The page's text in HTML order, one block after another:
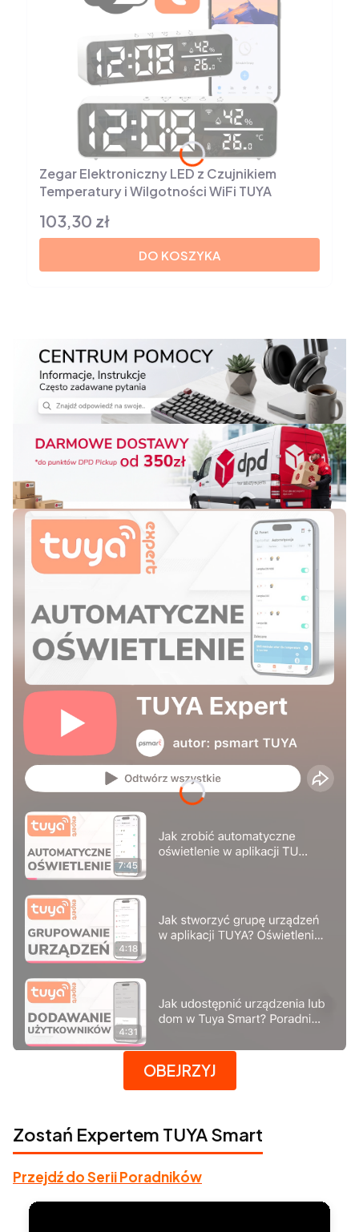
Zegar Elektroniczny LED z Czujnikiem
Temperatury i Wilgotności WiFi TUYA
Cena
103,30 zł
DO KOSZYKA
Naciśnij Enter lub spację, aby otworzyć stronę.
OBEJRZYJ
Zostań Expertem TUYA Smart
Przejdź do Serii Poradników